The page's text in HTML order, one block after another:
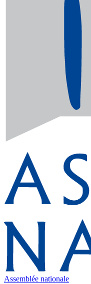
Assemblée nationale